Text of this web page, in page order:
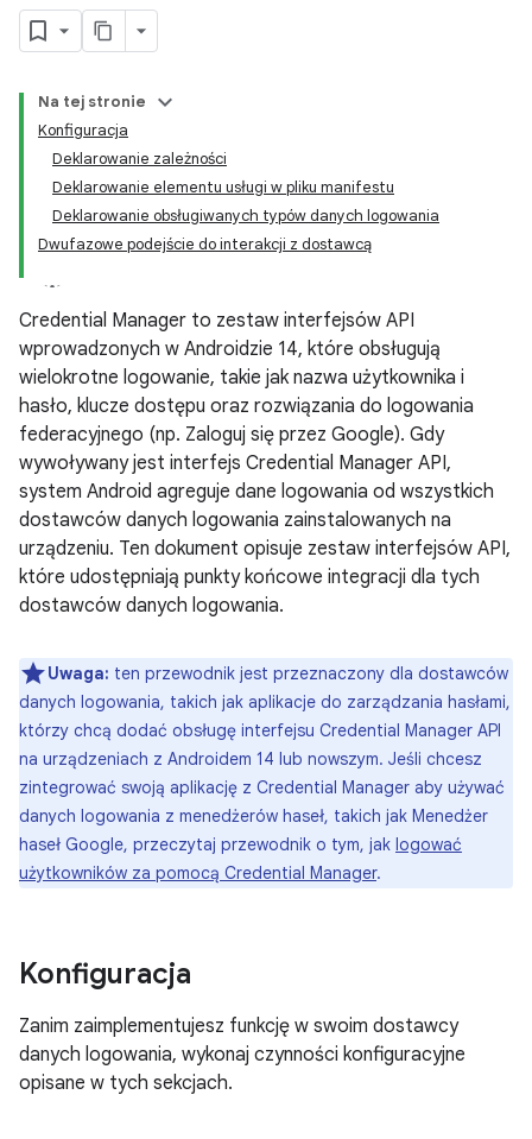
Na tej stronie
Konfiguracja
Deklarowanie zależności
Deklarowanie elementu usługi w pliku manifestu
Deklarowanie obsługiwanych typów danych logowania
Dwufazowe podejście do interakcji z dostawcą
Credential Manager to zestaw interfejsów API
wprowadzonych w Androidzie 14, które obsługują
wielokrotne logowanie, takie jak nazwa użytkownika i
hasło, klucze dostępu oraz rozwiązania do logowania
federacyjnego (np. Zaloguj się przez Google). Gdy
wywoływany jest interfejs Credential Manager API,
system Android agreguje dane logowania od wszystkich
dostawców danych logowania zainstalowanych na
urządzeniu. Ten dokument opisuje zestaw interfejsów API,
które udostępniają punkty końcowe integracji dla tych
dostawców danych logowania.
Uwaga: ten przewodnik jest przeznaczony dla dostawców
danych logowania, takich jak aplikacje do zarządzania hasłami,
którzy chcą dodać obsługę interfejsu Credential Manager API
na urządzeniach z Androidem 14 lub nowszym. Jeśli chcesz
zintegrować swoją aplikację z Credential Manager aby używać
danych logowania z menedżerów haseł, takich jak Menedżer
haseł Google, przeczytaj przewodnik o tym, jak logować
użytkowników za pomocą Credential Manager.
Konfiguracja
Zanim zaimplementujesz funkcję w swoim dostawcy
danych logowania, wykonaj czynności konfiguracyjne
opisane w tych sekcjach.